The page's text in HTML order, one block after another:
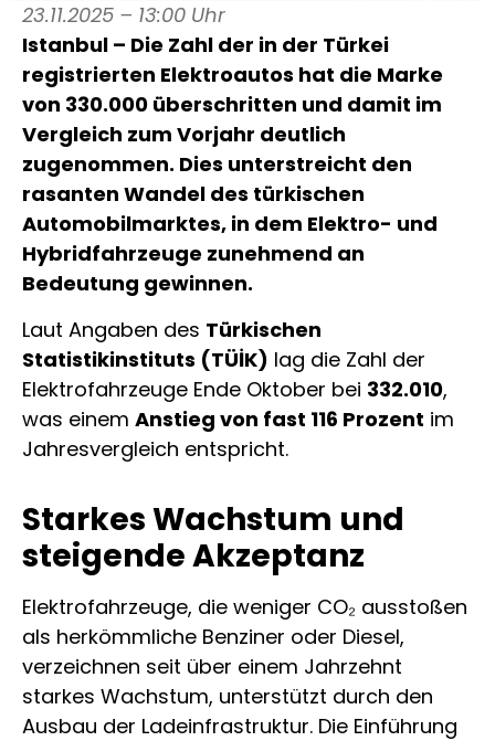
23.11.2025 – 13:00 Uhr
Istanbul – Die Zahl der in der Türkei
registrierten Elektroautos hat die Marke
von 330.000 überschritten und damit im
Vergleich zum Vorjahr deutlich
zugenommen. Dies unterstreicht den
rasanten Wandel des türkischen
Automobilmarktes, in dem Elektro- und
Hybridfahrzeuge zunehmend an
Bedeutung gewinnen.
Laut Angaben des Türkischen
Statistikinstituts (TÜİK) lag die Zahl der
Elektrofahrzeuge Ende Oktober bei 332.010,
was einem Anstieg von fast 116 Prozent im
Jahresvergleich entspricht.
Starkes Wachstum und
steigende Akzeptanz
Elektrofahrzeuge, die weniger CO₂ ausstoßen
als herkömmliche Benziner oder Diesel,
verzeichnen seit über einem Jahrzehnt
starkes Wachstum, unterstützt durch den
Ausbau der Ladeinfrastruktur. Die Einführung